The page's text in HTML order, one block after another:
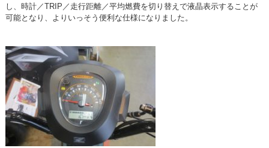
し、時計／TRIP／走行距離／平均燃費を切り替えで液晶表示することが
可能となり、よりいっそう便利な仕様になりました。